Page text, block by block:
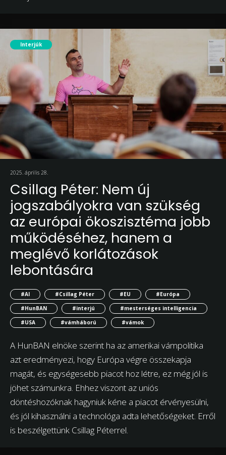
Interjúk
2025. április 28.
Csillag Péter: Nem új
jogszabályokra van szükség
az európai ökoszisztéma jobb
működéséhez, hanem a
meglévő korlátozások
lebontására
#AI #Csillag Péter #EU
#Európa
#HunBAN
#interjú
#mesterséges intelligencia
#USA
#vámháború #vámok
A HunBAN elnöke szerint ha az amerikai vámpolitika
azt eredményezi, hogy Európa végre összekapja
magát, és egységesebb piacot hoz létre, ez még jól is
jöhet számunkra. Ehhez viszont az uniós
döntéshozóknak hagyniuk kéne a piacot érvényesülni,
és jól kihasználni a technológa adta lehetőségeket. Erről
is beszélgettünk Csillag Péterrel.